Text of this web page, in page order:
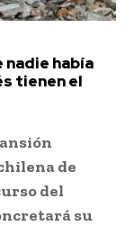
había
tienen el
de
del
su